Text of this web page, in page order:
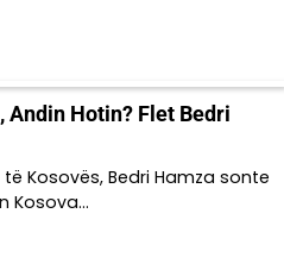
Hotin? Flet Bedri
Kosovës, Bedri Hamza sonte
Kosova…